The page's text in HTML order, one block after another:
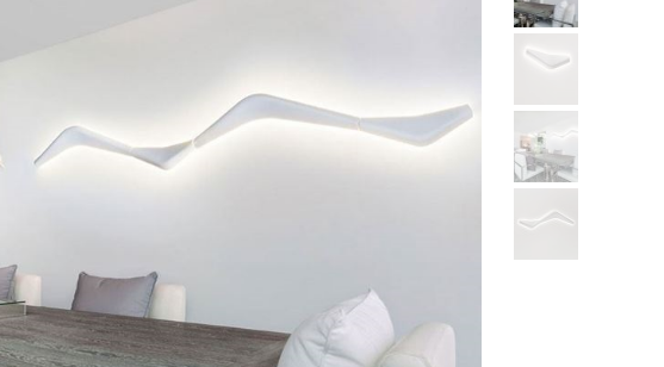
Porsche
Catellani &
Smith
VIABIZZUNO